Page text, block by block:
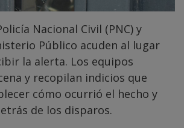
Nacional Civil (PNC) y
Público acuden al lugar
la alerta. Los equipos
y recopilan indicios que
cómo ocurrió el hecho y
de los disparos.